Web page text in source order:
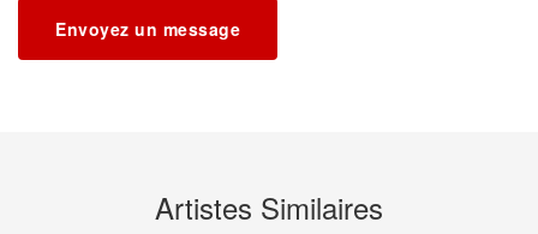
Envoyez un message
Artistes Similaires